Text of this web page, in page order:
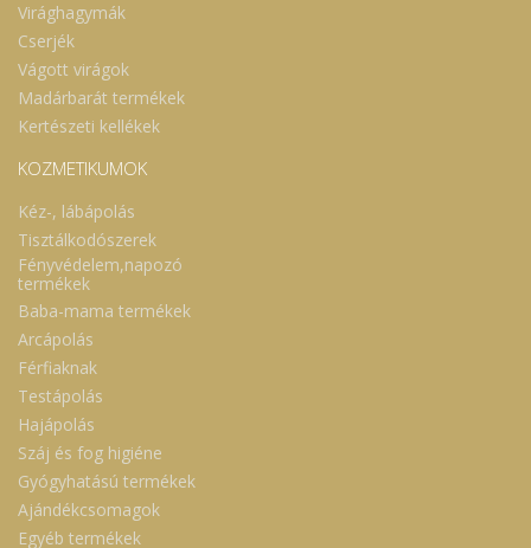
Virághagymák
Cserjék
Vágott virágok
Madárbarát termékek
Kertészeti kellékek
KOZMETIKUMOK
Kéz-, lábápolás
Tisztálkodószerek
Fényvédelem,napozó
termékek
Baba-mama termékek
Arcápolás
Férfiaknak
Testápolás
Hajápolás
Száj és fog higiéne
Gyógyhatású termékek
Ajándékcsomagok
Egyéb termékek